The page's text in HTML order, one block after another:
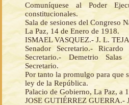
Comuníquese al Poder
constitucionales.
Sala de sesiones del Congreso
La Paz, 14 de Enero de 1918.
ISMAEL VASQUEZ.- J. L.
Senador Secretario.- Ricardo
Secretario.- Demetrio
Secretario.
Por tanto la promulgo para que
ley de la República.
Palacio de Gobierno, La Paz, a
JOSE GUTIÉRREZ GUERRA.-